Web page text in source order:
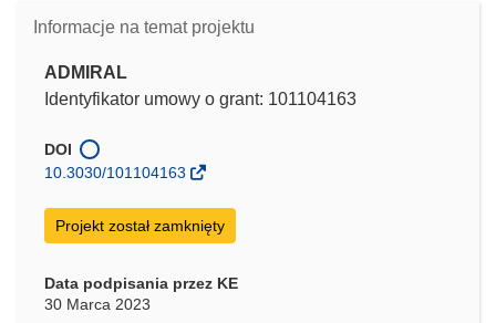
Informacje na temat projektu
ADMIRAL
Identyfikator umowy o grant: 101104163
DOI
10.3030/101104163
Projekt został zamknięty
Data podpisania przez KE
30 Marca 2023